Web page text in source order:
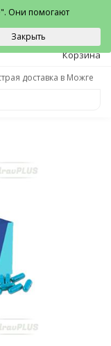
0
Корзина
доставка в Можге
Они помогают
Закрыть